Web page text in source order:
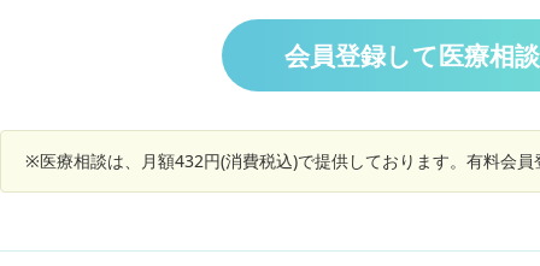
症状が出ておへそ周りピンポイントでというのは
あまりなかったので気になっています。便秘もた
まにはあるけどいつもは快便な方だと思います。
す。その時退院してから1ヶ月以上、おへそ周り
だけ筋肉痛のような痛みやつっぱり感があり、今
月以上経つので今頃傷がどうこうというのはない
そのせいなのか仕事に出勤したくても、だるさ、
眠気、嫌悪感、それらがあって仕事が出来なくな
ってます。 立ちくらみも酷くて困ってます、 も
し、病院に行くとしたら、中絶手術を行った場所
小さめ
しませ
れる日
で心配
ことの
の痛み)
会員登録して医療相
※医療相談は、月額432円(消費税込)で提供しております。有料会